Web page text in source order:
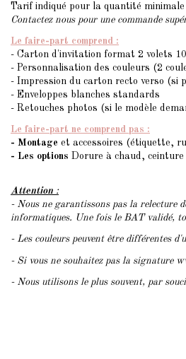
Tarif indiqué pour la quantité
Contactez nous pour une commande
Le faire-part comprend :
- Carton d'invitation format 2 volets
- Personnalisation des couleurs (2
- Impression du carton recto verso (si
- Enveloppes blanches standards
- Retouches photos (si le modèle
Le faire-part ne comprend pas :
- Montage et accessoires (étiquette,
- Les options Dorure à chaud,
Attention :
- Nous ne garantissons pas la relecture
informatiques. Une fois le BAT validé,
- Les couleurs peuvent être différentes
- Si vous ne souhaitez pas la signature
- Nous utilisons le plus souvent, par